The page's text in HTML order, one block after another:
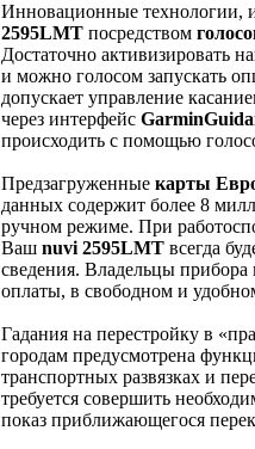
Инновационные технологии,
2595LMT посредством
Достаточно активизировать
и можно голосом запускать
допускает управление
через интерфейс
происходить с помощью
Предзагруженные карты
данных содержит более 8
ручном режиме. При
Ваш nuvi 2595LMT всегда
сведения. Владельцы прибора
оплаты, в свободном и
Гадания на перестройку в
городам предусмотрена
транспортных развязках и
требуется совершить
показ приближающегося